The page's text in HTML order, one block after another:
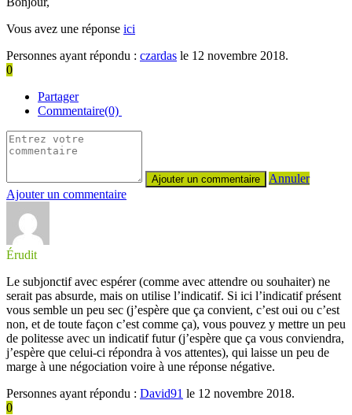
Vous avez une réponse ici
Personnes ayant répondu : czardas le 12 novembre 2018.
0
Partager
Commentaire(0)
Annuler
Ajouter un commentaire
Érudit
Le subjonctif avec espérer (comme avec attendre ou souhaiter) ne
serait pas absurde, mais on utilise l’indicatif. Si ici l’indicatif présent
vous semble un peu sec (j’espère que ça convient, c’est oui ou c’est
non, et de toute façon c’est comme ça), vous pouvez y mettre un peu
de politesse avec un indicatif futur (j’espère que ça vous conviendra,
j’espère que celui-ci répondra à vos attentes), qui laisse un peu de
marge à une négociation voire à une réponse négative.
Personnes ayant répondu : David91 le 12 novembre 2018.
0